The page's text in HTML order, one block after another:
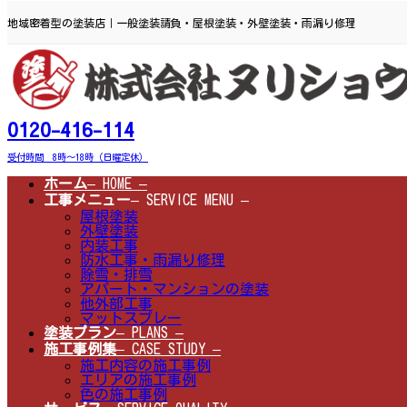
ン
ツ
へ
ス
ッ
プ
ビ
シ
ョ
ン
移
動
地域密着型の塗装店｜一般塗装請負・屋根塗装・外壁塗装・雨漏り修理
0120-416-114
受付時間 8時～18時（日曜定休）
ホーム– HOME –
工事メニュー– SERVICE MENU –
屋根塗装
外壁塗装
内装工事
防水工事・雨漏り修理
除雪・排雪
アパート・マンションの塗装
他外部工事
マットスプレー
塗装プラン– PLANS –
施工事例集– CASE STUDY –
施工内容の施工事例
エリアの施工事例
色の施工事例